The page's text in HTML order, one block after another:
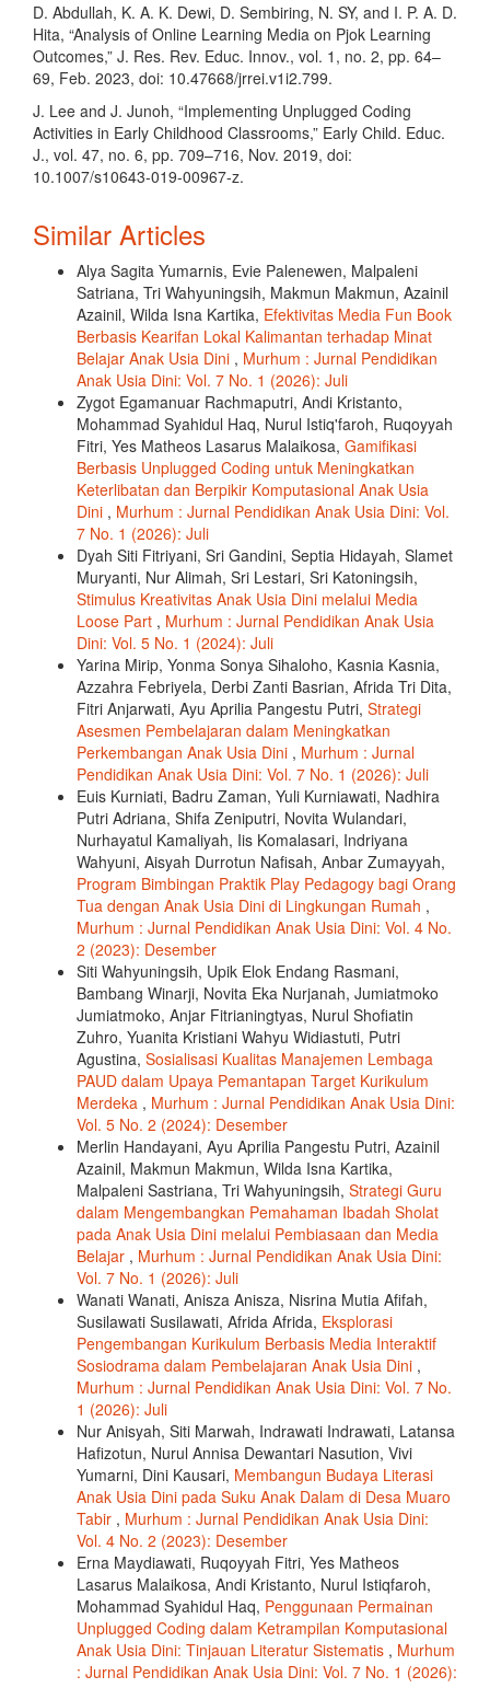
D. Abdullah, K. A. K. Dewi, D. Sembiring, N. SY, and I. P. A. D.
Hita, “Analysis of Online Learning Media on Pjok Learning
Outcomes,” J. Res. Rev. Educ. Innov., vol. 1, no. 2, pp. 64–
69, Feb. 2023, doi: 10.47668/jrrei.v1i2.799.
J. Lee and J. Junoh, “Implementing Unplugged Coding
Activities in Early Childhood Classrooms,” Early Child. Educ.
J., vol. 47, no. 6, pp. 709–716, Nov. 2019, doi:
10.1007/s10643-019-00967-z.
Similar Articles
Alya Sagita Yumarnis, Evie Palenewen, Malpaleni
Satriana, Tri Wahyuningsih, Makmun Makmun, Azainil
Azainil, Wilda Isna Kartika, Efektivitas Media Fun Book
Berbasis Kearifan Lokal Kalimantan terhadap Minat
Belajar Anak Usia Dini , Murhum : Jurnal Pendidikan
Anak Usia Dini: Vol. 7 No. 1 (2026): Juli
Zygot Egamanuar Rachmaputri, Andi Kristanto,
Mohammad Syahidul Haq, Nurul Istiq'faroh, Ruqoyyah
Fitri, Yes Matheos Lasarus Malaikosa, Gamifikasi
Berbasis Unplugged Coding untuk Meningkatkan
Keterlibatan dan Berpikir Komputasional Anak Usia
Dini , Murhum : Jurnal Pendidikan Anak Usia Dini: Vol.
7 No. 1 (2026): Juli
Dyah Siti Fitriyani, Sri Gandini, Septia Hidayah, Slamet
Muryanti, Nur Alimah, Sri Lestari, Sri Katoningsih,
Stimulus Kreativitas Anak Usia Dini melalui Media
Loose Part , Murhum : Jurnal Pendidikan Anak Usia
Dini: Vol. 5 No. 1 (2024): Juli
Yarina Mirip, Yonma Sonya Sihaloho, Kasnia Kasnia,
Azzahra Febriyela, Derbi Zanti Basrian, Afrida Tri Dita,
Fitri Anjarwati, Ayu Aprilia Pangestu Putri, Strategi
Asesmen Pembelajaran dalam Meningkatkan
Perkembangan Anak Usia Dini , Murhum : Jurnal
Pendidikan Anak Usia Dini: Vol. 7 No. 1 (2026): Juli
Euis Kurniati, Badru Zaman, Yuli Kurniawati, Nadhira
Putri Adriana, Shifa Zeniputri, Novita Wulandari,
Nurhayatul Kamaliyah, Iis Komalasari, Indriyana
Wahyuni, Aisyah Durrotun Nafisah, Anbar Zumayyah,
Program Bimbingan Praktik Play Pedagogy bagi Orang
Tua dengan Anak Usia Dini di Lingkungan Rumah ,
Murhum : Jurnal Pendidikan Anak Usia Dini: Vol. 4 No.
2 (2023): Desember
Siti Wahyuningsih, Upik Elok Endang Rasmani,
Bambang Winarji, Novita Eka Nurjanah, Jumiatmoko
Jumiatmoko, Anjar Fitrianingtyas, Nurul Shofiatin
Zuhro, Yuanita Kristiani Wahyu Widiastuti, Putri
Agustina, Sosialisasi Kualitas Manajemen Lembaga
PAUD dalam Upaya Pemantapan Target Kurikulum
Merdeka , Murhum : Jurnal Pendidikan Anak Usia Dini:
Vol. 5 No. 2 (2024): Desember
Merlin Handayani, Ayu Aprilia Pangestu Putri, Azainil
Azainil, Makmun Makmun, Wilda Isna Kartika,
Malpaleni Sastriana, Tri Wahyuningsih, Strategi Guru
dalam Mengembangkan Pemahaman Ibadah Sholat
pada Anak Usia Dini melalui Pembiasaan dan Media
Belajar , Murhum : Jurnal Pendidikan Anak Usia Dini:
Vol. 7 No. 1 (2026): Juli
Wanati Wanati, Anisza Anisza, Nisrina Mutia Afifah,
Susilawati Susilawati, Afrida Afrida, Eksplorasi
Pengembangan Kurikulum Berbasis Media Interaktif
Sosiodrama dalam Pembelajaran Anak Usia Dini ,
Murhum : Jurnal Pendidikan Anak Usia Dini: Vol. 7 No.
1 (2026): Juli
Nur Anisyah, Siti Marwah, Indrawati Indrawati, Latansa
Hafizotun, Nurul Annisa Dewantari Nasution, Vivi
Yumarni, Dini Kausari, Membangun Budaya Literasi
Anak Usia Dini pada Suku Anak Dalam di Desa Muaro
Tabir , Murhum : Jurnal Pendidikan Anak Usia Dini:
Vol. 4 No. 2 (2023): Desember
Erna Maydiawati, Ruqoyyah Fitri, Yes Matheos
Lasarus Malaikosa, Andi Kristanto, Nurul Istiqfaroh,
Mohammad Syahidul Haq, Penggunaan Permainan
Unplugged Coding dalam Ketrampilan Komputasional
Anak Usia Dini: Tinjauan Literatur Sistematis , Murhum
: Jurnal Pendidikan Anak Usia Dini: Vol. 7 No. 1 (2026):